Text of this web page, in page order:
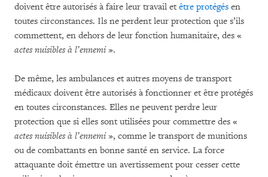
doivent être autorisés à faire leur travail et être protégés en
toutes circonstances. Ils ne perdent leur protection que s’ils
commettent, en dehors de leur fonction humanitaire, des «
actes nuisibles à l’ennemi».
De même, les ambulances et autres moyens de transport
médicaux doivent être autorisés à fonctionner et être protégés
en toutes circonstances. Elles ne peuvent perdre leur
protection que si elles sont utilisées pour commettre des «
actes nuisibles à l’ennemi», comme le transport de munitions
ou de combattants en bonne santé en service. La force
attaquante doit émettre un avertissement pour cesser cette